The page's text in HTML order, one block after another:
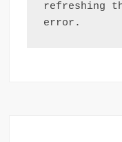
refreshing
error.